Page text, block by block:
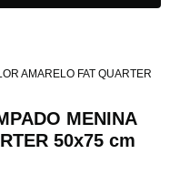
AMARELO FAT QUARTER
MENINA
50x75 cm